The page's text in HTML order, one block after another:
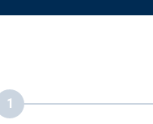
1